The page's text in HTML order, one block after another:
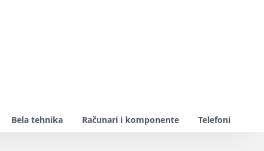
Bela tehnika Računari i komponente Telefoni